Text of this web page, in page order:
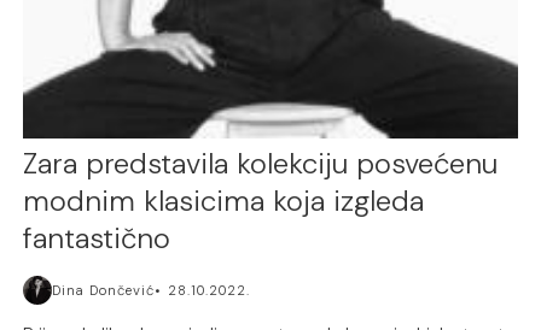
Zara predstavila kolekciju posvećenu
modnim klasicima koja izgleda
fantastično
Dina Dončević 28.10.2022.